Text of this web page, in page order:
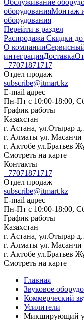
Oбслуживание
оборудованияМонтаж и
оборудования
Перейти в раздел
Распродажа Скидки до
О компании
интеграцияДоставка
+77071871717
Отдел продаж
subscribe@itmart.kz
E-mail адрес
Пн-Пт с 10:00-18:00,
График работы
Казахстан
г. Астана, ул.Отырар
г. Алматы ул. Масанчи
г. Актобе ул.Братьев
Смотреть на карте
Контакты
+77071871717
Отдел продаж
subscribe@itmart.kz
E-mail адрес
Пн-Пт с 10:00-18:00,
График работы
Казахстан
г. Астана, ул.Отырар
г. Алматы ул. Масанчи
г. Актобе ул.Братьев
Смотреть на карте
Главная
Звуковое
Коммерческий
Усилители
Микширующий